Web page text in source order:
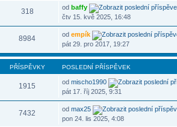
318 odbaffy
čtv 15. kvě 2025, 16:48
8984 odempík
pát 29. pro 2017, 19:27
PŘÍSPĚVKY POSLEDNÍ PŘÍSPĚVEK
1915 odmischo1990
pát 17. říj 2025, 9:31
7432 odmax25
pon 24. lis 2025, 4:08